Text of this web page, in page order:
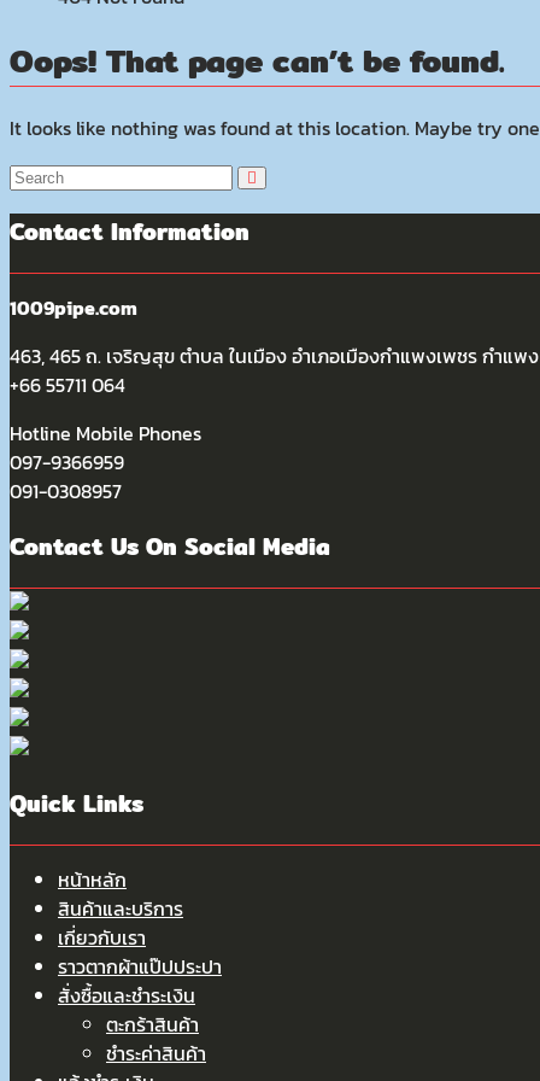
Oops! That page can’t be found.
It looks like nothing was found at this location. Maybe try
Contact Information
1009pipe.com
463, 465 ถ. เจริญสุข ตำบล ในเมือง อำเภอเมืองกำแพงเพชร กำแพ
+66 55711 064
Hotline Mobile Phones
097-9366959
091-0308957
Contact Us On Social Media
Quick Links
หน้าหลัก
สินค้าและบริการ
เกี่ยวกับเรา
ราวตากผ้าแป๊ปประปา
สั่งซื้อและชำระเงิน
ตะกร้าสินค้า
ชำระค่าสินค้า